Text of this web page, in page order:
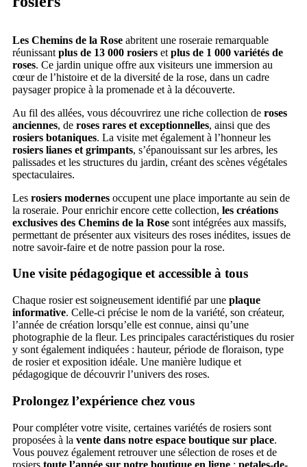
Les Chemins de la Rose abritent une roseraie remarquable
réunissant plus de 13 000 rosiers et plus de 1 000 variétés de
roses. Ce jardin unique offre aux visiteurs une immersion au
cœur de l’histoire et de la diversité de la rose, dans un cadre
paysager propice à la promenade et à la découverte.
Au fil des allées, vous découvrirez une riche collection de roses
anciennes, de roses rares et exceptionnelles, ainsi que des
rosiers botaniques. La visite met également à l’honneur les
rosiers lianes et grimpants, s’épanouissant sur les arbres, les
palissades et les structures du jardin, créant des scènes végétales
spectaculaires.
Les rosiers modernes occupent une place importante au sein de
la roseraie. Pour enrichir encore cette collection, les créations
exclusives des Chemins de la Rose sont intégrées aux massifs,
permettant de présenter aux visiteurs des roses inédites, issues de
notre savoir-faire et de notre passion pour la rose.
Une visite pédagogique et accessible à tous
Chaque rosier est soigneusement identifié par une plaque
informative. Celle-ci précise le nom de la variété, son créateur,
l’année de création lorsqu’elle est connue, ainsi qu’une
photographie de la fleur. Les principales caractéristiques du rosier
y sont également indiquées : hauteur, période de floraison, type
de rosier et exposition idéale. Une manière ludique et
pédagogique de découvrir l’univers des roses.
Prolongez l’expérience chez vous
Pour compléter votre visite, certaines variétés de rosiers sont
proposées à la vente dans notre espace boutique sur place.
Vous pouvez également retrouver une sélection de roses et de
rosiers toute l’année sur notre boutique en ligne : petales-de-